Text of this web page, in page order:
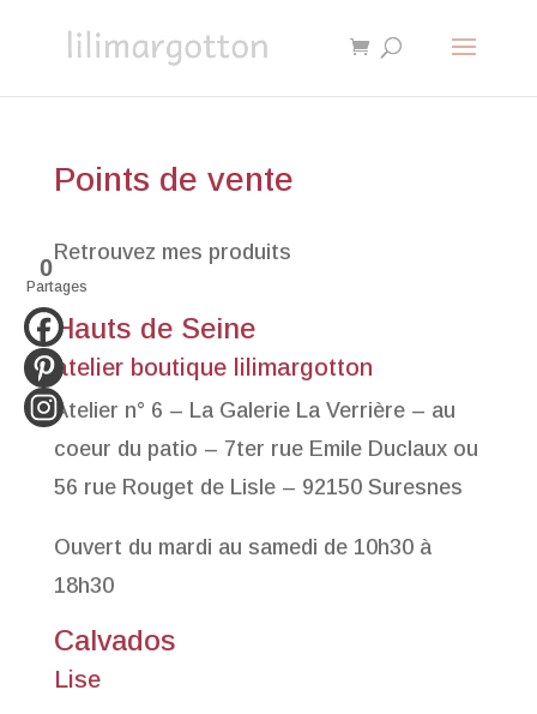
Points de vente
Retrouvez mes produits
Hauts de Seine
atelier boutique lilimargotton
Atelier n° 6 – La Galerie La Verrière – au
coeur du patio – 7ter rue Emile Duclaux ou
56 rue Rouget de Lisle – 92150 Suresnes
Ouvert du mardi au samedi de 10h30 à
18h30
Calvados
Lise
0
Partages